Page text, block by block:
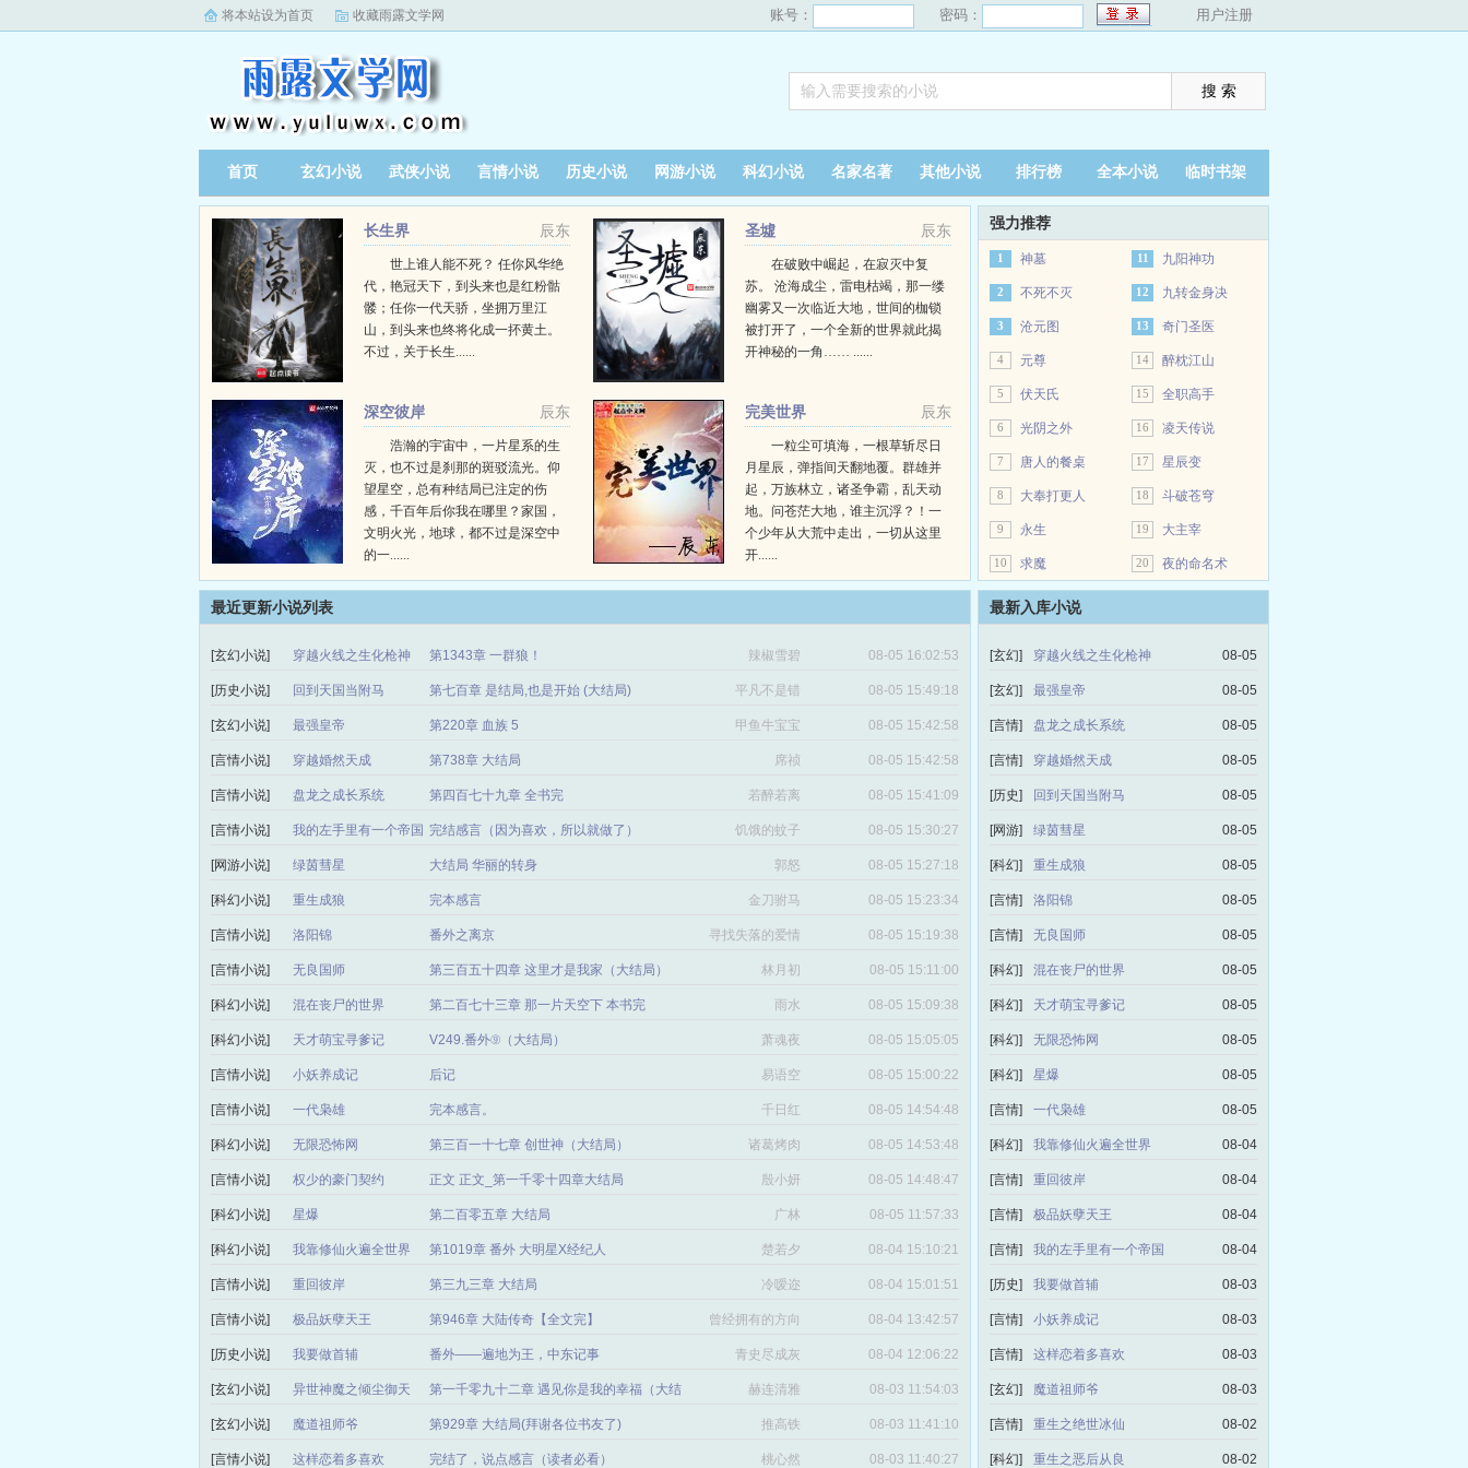
将本站设为首页 收藏雨露文学网 账号： 密码： 用户注册
首页 玄幻小说 武侠小说 言情小说 历史小说 网游小说 科幻小说 名家名著 其他小说 排行榜 全本小说 临时书架
辰东
长生界
世上谁人能不死？ 任你风华绝
代，艳冠天下，到头来也是红粉骷
髅；任你一代天骄，坐拥万里江
山，到头来也终将化成一抔黄土。
不过，关于长生......
辰东
圣墟
在破败中崛起，在寂灭中复
苏。 沧海成尘，雷电枯竭，那一缕
幽雾又一次临近大地，世间的枷锁
被打开了，一个全新的世界就此揭
开神秘的一角…… ......
辰东
深空彼岸
浩瀚的宇宙中，一片星系的生
灭，也不过是刹那的斑驳流光。仰
望星空，总有种结局已注定的伤
感，千百年后你我在哪里？家国，
文明火光，地球，都不过是深空中
的一......
辰东
完美世界
一粒尘可填海，一根草斩尽日
月星辰，弹指间天翻地覆。群雄并
起，万族林立，诸圣争霸，乱天动
地。问苍茫大地，谁主沉浮？！一
个少年从大荒中走出，一切从这里
开......
强力推荐
1 神墓
2 不死不灭
3 沧元图
4 元尊
5 伏天氏
6 光阴之外
7 唐人的餐桌
8 大奉打更人
9 永生
10 求魔
11 九阳神功
12 九转金身决
13 奇门圣医
14 醉枕江山
15 全职高手
16 凌天传说
17 星辰变
18 斗破苍穹
19 大主宰
20 夜的命名术
最近更新小说列表
[玄幻小说] 穿越火线之生化枪神 第1343章 一群狼！ 辣椒雪碧 08-05 16:02:53
[历史小说] 回到天国当附马 第七百章 是结局,也是开始 (大结局) 平凡不是错 08-05 15:49:18
[玄幻小说] 最强皇帝 第220章 血族 5 甲鱼牛宝宝 08-05 15:42:58
[言情小说] 穿越婚然天成 第738章 大结局 席祯 08-05 15:42:58
[言情小说] 盘龙之成长系统 第四百七十九章 全书完 若醉若离 08-05 15:41:09
[言情小说] 我的左手里有一个帝国 完结感言（因为喜欢，所以就做了） 饥饿的蚊子 08-05 15:30:27
[网游小说] 绿茵彗星 大结局 华丽的转身 郭怒 08-05 15:27:18
[科幻小说] 重生成狼 完本感言 金刀驸马 08-05 15:23:34
[言情小说] 洛阳锦 番外之离京 寻找失落的爱情 08-05 15:19:38
[言情小说] 无良国师 第三百五十四章 这里才是我家（大结局） 林月初 08-05 15:11:00
[科幻小说] 混在丧尸的世界 第二百七十三章 那一片天空下 本书完 雨水 08-05 15:09:38
[科幻小说] 天才萌宝寻爹记 V249.番外⑨（大结局） 萧魂夜 08-05 15:05:05
[言情小说] 小妖养成记 后记 易语空 08-05 15:00:22
[言情小说] 一代枭雄 完本感言。 千日红 08-05 14:54:48
[科幻小说] 无限恐怖网 第三百一十七章 创世神（大结局） 诸葛烤肉 08-05 14:53:48
[言情小说] 权少的豪门契约 正文 正文_第一千零十四章大结局 殷小妍 08-05 14:48:47
[科幻小说] 星爆 第二百零五章 大结局 广林 08-05 11:57:33
[科幻小说] 我靠修仙火遍全世界 第1019章 番外 大明星X经纪人 楚若夕 08-04 15:10:21
[言情小说] 重回彼岸 第三九三章 大结局 冷嗳迩 08-04 15:01:51
[言情小说] 极品妖孽天王 第946章 大陆传奇【全文完】
曾经拥有的方向
感
08-04 13:42:57
[历史小说] 我要做首辅 番外——遍地为王，中东记事 青史尽成灰 08-04 12:06:22
[玄幻小说] 异世神魔之倾尘御天
第一千零九十二章 遇见你是我的幸福（大结
局）
赫连清雅 08-03 11:54:03
[玄幻小说] 魔道祖师爷 第929章 大结局(拜谢各位书友了) 推高铁 08-03 11:41:10
[言情小说] 这样恋着多喜欢 完结了，说点感言（读者必看） 桃心然 08-03 11:40:27
最新入库小说
[玄幻] 穿越火线之生化枪神 08-05
[玄幻] 最强皇帝 08-05
[言情] 盘龙之成长系统 08-05
[言情] 穿越婚然天成 08-05
[历史] 回到天国当附马 08-05
[网游] 绿茵彗星 08-05
[科幻] 重生成狼 08-05
[言情] 洛阳锦 08-05
[言情] 无良国师 08-05
[科幻] 混在丧尸的世界 08-05
[科幻] 天才萌宝寻爹记 08-05
[科幻] 无限恐怖网 08-05
[科幻] 星爆 08-05
[言情] 一代枭雄 08-05
[科幻] 我靠修仙火遍全世界 08-04
[言情] 重回彼岸 08-04
[言情] 极品妖孽天王 08-04
[言情] 我的左手里有一个帝国 08-04
[历史] 我要做首辅 08-03
[言情] 小妖养成记 08-03
[言情] 这样恋着多喜欢 08-03
[玄幻] 魔道祖师爷 08-03
[言情] 重生之绝世冰仙 08-02
[科幻] 重生之恶后从良 08-02